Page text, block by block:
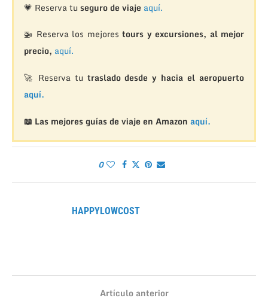
💗 Reserva tu seguro de viaje aquí.
🚁 Reserva los mejorestours y excursiones, al mejor
precio, aquí.
🚀 Reserva tu traslado desde y hacia el aeropuerto
aquí.
📖 Las mejores guías de viaje en Amazon aquí.
0
HAPPYLOWCOST
Artículo anterior